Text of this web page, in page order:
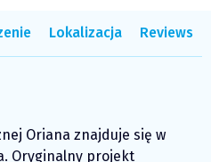
Lokalizacja Reviews
Oriana znajduje się w
Oryginalny projekt